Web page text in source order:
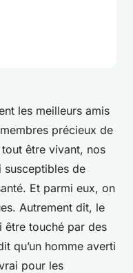
les meilleurs amis
précieux de
être vivant, nos
susceptibles de
Et parmi eux, on
Autrement dit, le
touché par des
qu’un homme averti
pour les